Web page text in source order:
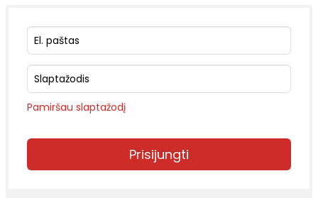
El. paštas
Slaptažodis
Pamiršau slaptažodį